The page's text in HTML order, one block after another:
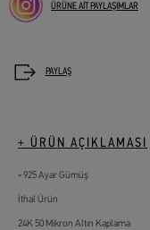
ÜRÜNE AİT PAYLAŞIMLAR
+ ÜRÜN AÇIKLAMASI
925 Ayar Gümüş
İthal Ürün
24K 50 Mikron Altın Kaplama